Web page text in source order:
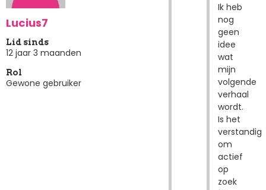
Lucius7
Lid sinds
12 jaar 3 maanden
Rol
Gewone gebruiker
Ik heb
nog
geen
idee
wat
mijn
volgende
verhaal
wordt.
Is het
verstandig
om
actief
op
zoek